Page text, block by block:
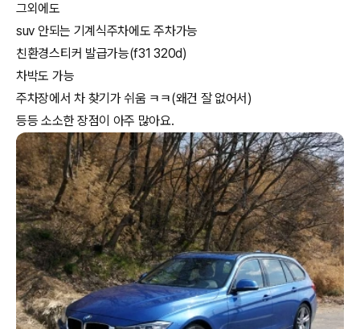
그외에도
suv 안되는 기계식주차에도 주차가능
친환경스티커 발급가능(f31 320d)
차박도 가능
주차장에서 차 찾기가 쉬움 ㅋㅋ(왜건 잘 없어서)